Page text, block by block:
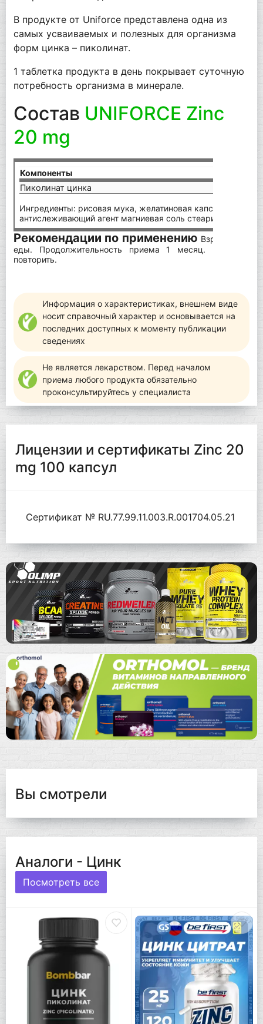
В продукте от Uniforce представлена одна из
самых усваиваемых и полезных для организма
форм цинка – пиколинат.
1 таблетка продукта в день покрывает суточную
потребность организма в минерале.
Состав UNIFORCE Zinc
20 mg
Компоненты
Пиколинат цинка
Ингредиенты: рисовая мука, желатиновая капсула
антислеживающий агент магниевая соль стеариновой
Рекомендации по применению Взрослым по
еды. Продолжительность приема 1 месяц. При
повторить.
Информация о характеристиках, внешнем виде
носит справочный характер и основывается на
последних доступных к моменту публикации
сведениях
Не является лекарством. Перед началом
приема любого продукта обязательно
проконсультируйтесь у специалиста
Лицензии и сертификаты Zinc 20
mg 100 капсул
Сертификат № RU.77.99.11.003.R.001704.05.21
Вы смотрели
Аналоги - Цинк
Посмотреть все